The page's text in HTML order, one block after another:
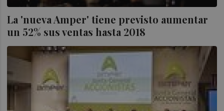
La 'nueva Amper' tiene previsto aumentar
un 52% sus ventas hasta 2018